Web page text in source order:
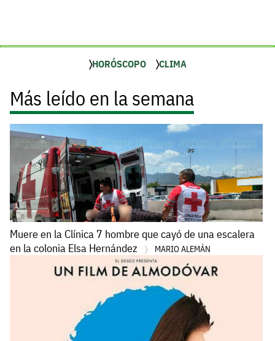
HORÓSCOPO CLIMA
Más leído en la semana
Muere en la Clínica 7 hombre que cayó de una escalera
en la colonia Elsa Hernández
MARIO ALEMÁN